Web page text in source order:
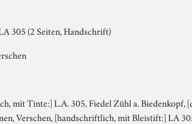
305 (2 Seiten, Handschrift)
mit Tinte:] L.A. 305, Fiedel Zühl a. Biedenkopf,
Verschen, [handschriftlich, mit Bleistift:] LA